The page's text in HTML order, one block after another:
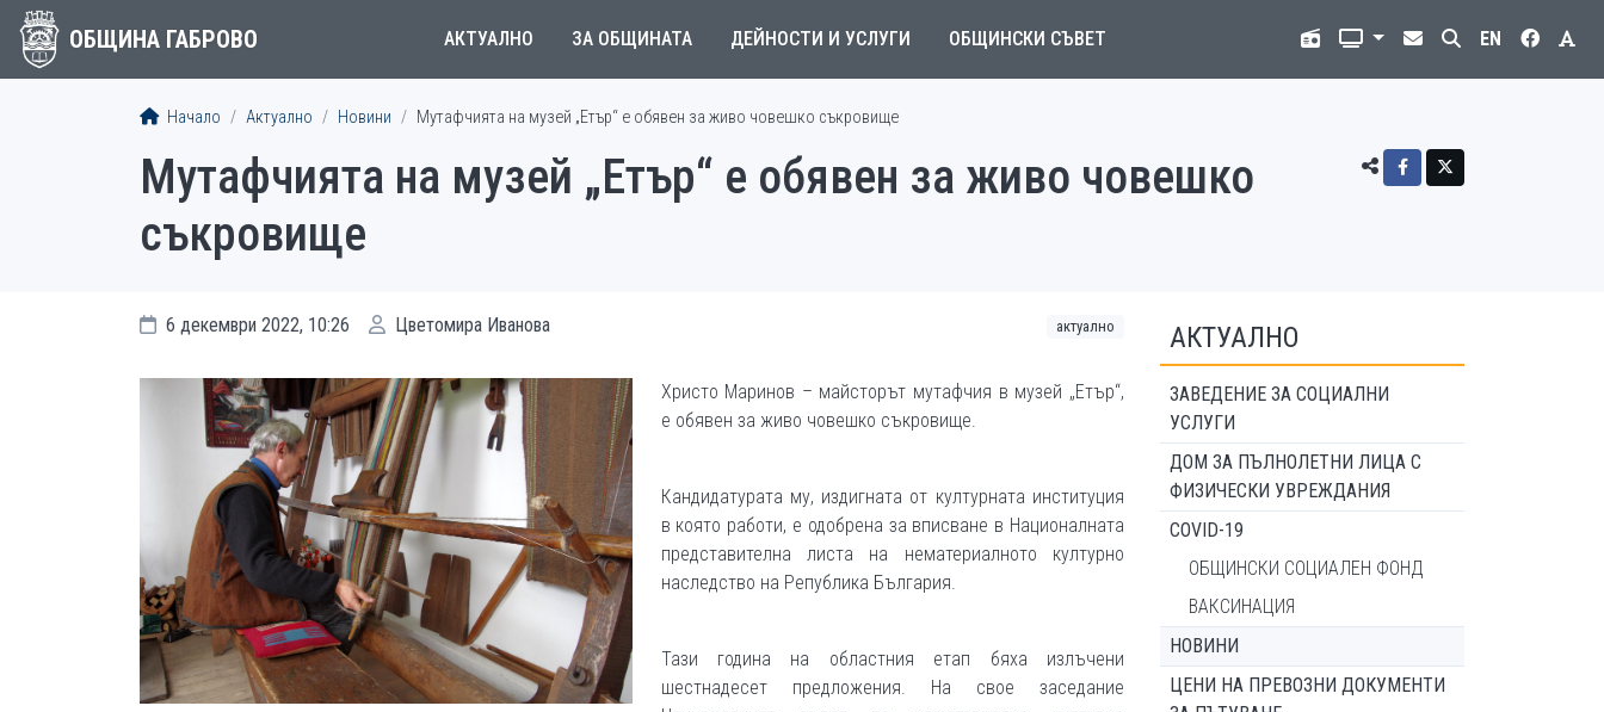
ОБЩИНА ГАБРОВО АКТУАЛНО ЗА ОБЩИНАТА ДЕЙНОСТИ И УСЛУГИ ОБЩИНСКИ СЪВЕТ EN
Начало Актуално Новини Мутафчията на музей „Етър“ е обявен за живо човешко съкровище
Мутафчията на музей „Етър“ е обявен за живо човешко
съкровище
6 декември 2022, 10:26 Цветомира Иванова актуално
Христо Маринов – майсторът мутафчия в музей „Етър“,
е обявен за живо човешко съкровище.
Кандидатурата му, издигната от културната институция
в която работи, е одобрена за вписване в Националната
представителна листа на нематериалното културно
наследство на Република България.
Тази година на областния етап бяха излъчени
шестнадесет предложения. На свое заседание
АКТУАЛНО
ЗАВЕДЕНИЕ ЗА СОЦИАЛНИ
УСЛУГИ
ДОМ ЗА ПЪЛНОЛЕТНИ ЛИЦА С
ФИЗИЧЕСКИ УВРЕЖДАНИЯ
COVID-19
ОБЩИНСКИ СОЦИАЛЕН ФОНД
ВАКСИНАЦИЯ
НОВИНИ
ЦЕНИ НА ПРЕВОЗНИ ДОКУМЕНТИ